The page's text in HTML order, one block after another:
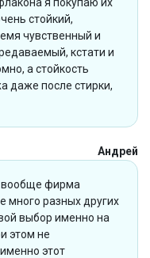
стойкий,
чувственный и
кстати и
а стойкость
даже после стирки,
Андрей
вообще фирма
много разных других
выбор именно на
этом не
этот